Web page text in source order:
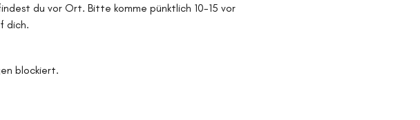
du vor Ort. Bitte komme pünktlich 10-15 vor
dich.
blockiert.